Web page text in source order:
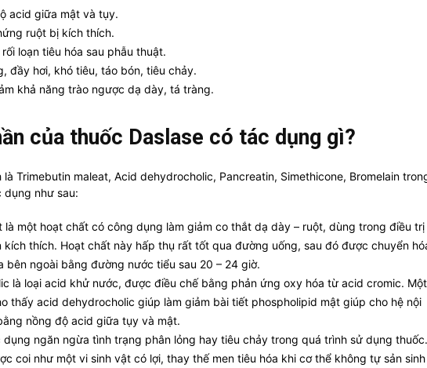
acid giữa mật và tụy.
ruột bị kích thích.
loạn tiêu hóa sau phẫu thuật.
đầy hơi, khó tiêu, táo bón, tiêu chảy.
khả năng trào ngược dạ dày, tá tràng.
của thuốc Daslase có tác dụng gì?
Trimebutin maleat, Acid dehydrocholic, Pancreatin, Simethicone, Bromelain
dụng như sau:
là một hoạt chất có công dụng làm giảm co thắt dạ dày – ruột, dùng trong điều trị
kích thích. Hoạt chất này hấp thụ rất tốt qua đường uống, sau đó được chuyển
bên ngoài bằng đường nước tiểu sau 20 – 24 giờ.
là loại acid khử nước, được điều chế bằng phản ứng oxy hóa từ acid cromic. Một
thấy acid dehydrocholic giúp làm giảm bài tiết phospholipid mật giúp cho hệ nội
nồng độ acid giữa tụy và mật.
dụng ngăn ngừa tình trạng phân lỏng hay tiêu chảy trong quá trình sử dụng thuốc.
coi như một vi sinh vật có lợi, thay thế men tiêu hóa khi cơ thể không tự sản sinh